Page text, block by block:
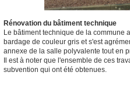
Rénovation du bâtiment technique
Le bâtiment technique de la commune
bardage de couleur gris et s'est
annexe de la salle polyvalente tout en
Il est à noter que l'ensemble de ces
subvention qui ont été obtenues.